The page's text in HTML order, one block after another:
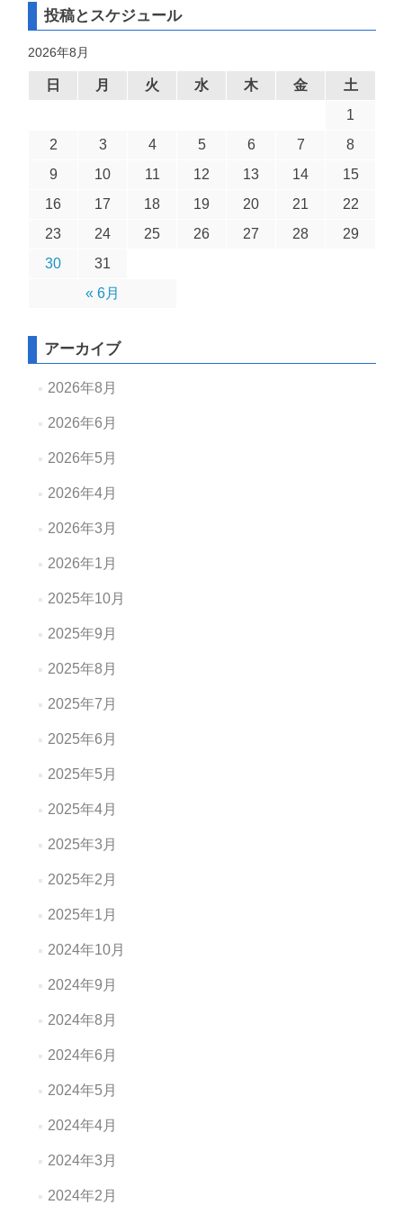
投稿とスケジュール
2026年8月
日 月 火 水 木 金 土
« 6月
1
2
3 4 5 6 7
8
9
10 11 12 13 14
15
16
17 18 19 20 21
22
23
24 25 26 27 28
29
30
31
アーカイブ
2026年8月
2026年6月
2026年5月
2026年4月
2026年3月
2026年1月
2025年10月
2025年9月
2025年8月
2025年7月
2025年6月
2025年5月
2025年4月
2025年3月
2025年2月
2025年1月
2024年10月
2024年9月
2024年8月
2024年6月
2024年5月
2024年4月
2024年3月
2024年2月